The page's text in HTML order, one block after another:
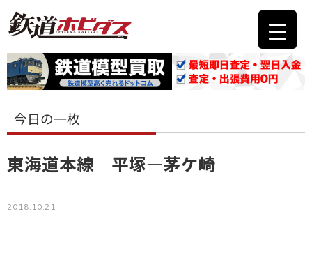
今日の一枚
東海道本線 平塚―茅ケ崎
2018.10.21